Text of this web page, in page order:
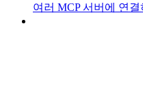
여러 MCP 서버에 연결